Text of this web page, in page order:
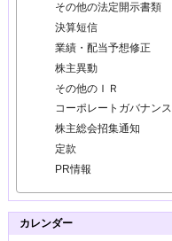
その他の法定開示書類
決算短信
業績・配当予想修正
株主異動
その他のＩＲ
コーポレートガバナンス
株主総会招集通知
定款
PR情報
カレンダー